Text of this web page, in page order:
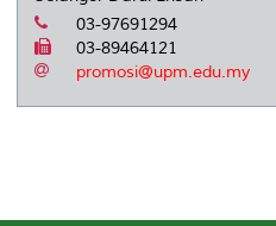
03-97691294
03-89464121
promosi@upm.edu.my